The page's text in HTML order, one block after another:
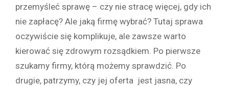
przemyśleć sprawę – czy nie stracę więcej, gdy ich
nie zapłacę? Ale jaką firmę wybrać? Tutaj sprawa
oczywiście się komplikuje, ale zawsze warto
kierować się zdrowym rozsądkiem. Po pierwsze
szukamy firmy, którą możemy sprawdzić. Po
drugie, patrzymy, czy jej oferta jest jasna, czy